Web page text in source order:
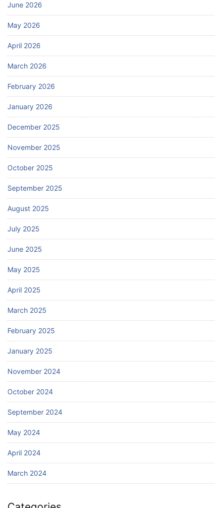
June 2026
May 2026
April 2026
March 2026
February 2026
January 2026
December 2025
November 2025
October 2025
September 2025
August 2025
July 2025
June 2025
May 2025
April 2025
March 2025
February 2025
January 2025
November 2024
October 2024
September 2024
May 2024
April 2024
March 2024